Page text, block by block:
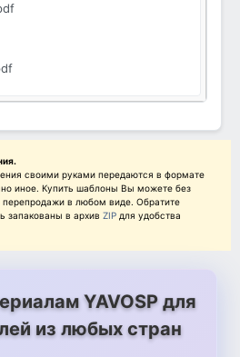
своими руками передаются в формате
иное. Купить шаблоны Вы можете без
перепродажи в любом виде. Обратите
запакованы в архив ZIP для удобства
YAVOSP для
из любых стран